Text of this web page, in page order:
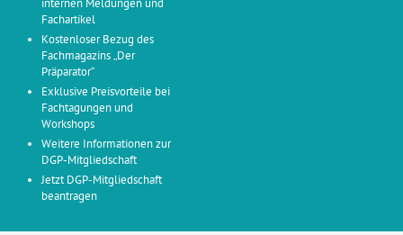
internen Meldungen und
Fachartikel
Kostenloser Bezug des
Fachmagazins „Der
Präparator“
Exklusive Preisvorteile bei
Fachtagungen und
Workshops
Weitere Informationen zur
DGP-Mitgliedschaft
Jetzt DGP-Mitgliedschaft
beantragen